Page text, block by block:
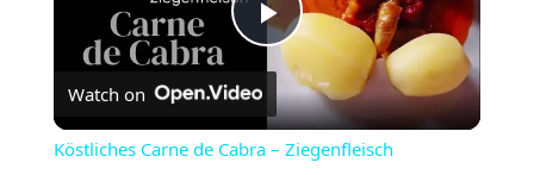
Play
Video
Watch on
Köstliches Carne de Cabra – Ziegenfleisch